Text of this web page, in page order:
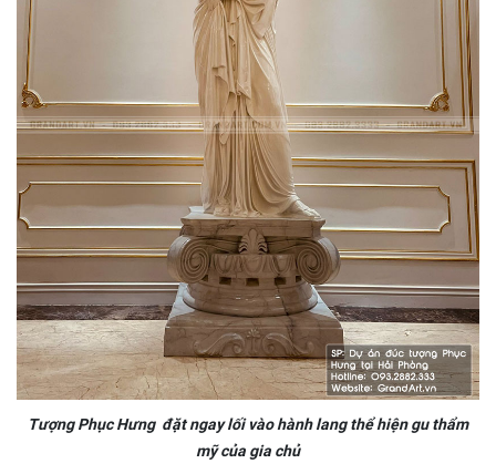
Tượng Phục Hưng đặt ngay lối vào hành lang thể hiện gu thẩm
mỹ của gia chủ